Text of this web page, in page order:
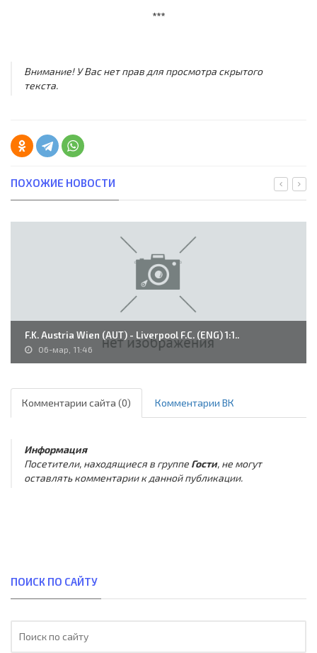
***
Внимание! У Вас нет прав для просмотра скрытого
текста.
ПОХОЖИЕ НОВОСТИ
F.K. Austria Wien (AUT) - Liverpool F.C. (ENG) 1:1..
06-мар, 11:46
Комментарии сайта (0) Комментарии ВК
Информация
Посетители, находящиеся в группе Гости, не могут
оставлять комментарии к данной публикации.
ПОИСК ПО САЙТУ